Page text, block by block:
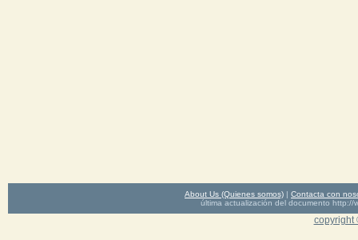
About Us (Quienes somos) | Contacta con
última actualización del documento http://
copyright